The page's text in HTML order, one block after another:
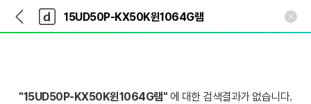
다
나
와
가
다
와
"15UD50P-KX50K윈1064G램" 에 대한 검색결과가 없습니다.